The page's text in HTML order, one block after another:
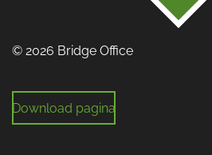
© 2026 Bridge Office
Download pagina